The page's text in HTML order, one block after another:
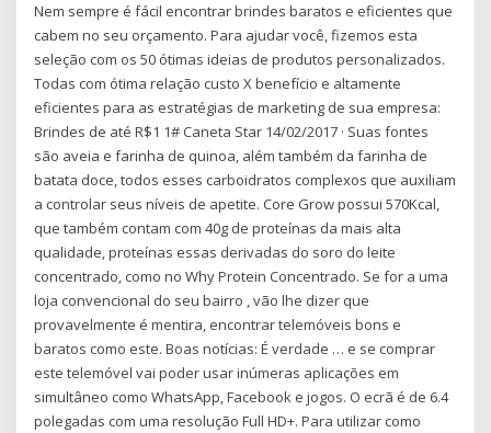
Nem sempre é fácil encontrar brindes baratos e eficientes que
cabem no seu orçamento. Para ajudar você, fizemos esta
seleção com os 50 ótimas ideias de produtos personalizados.
Todas com ótima relação custo X benefício e altamente
eficientes para as estratégias de marketing de sua empresa:
Brindes de até R$1 1# Caneta Star 14/02/2017 · Suas fontes
são aveia e farinha de quinoa, além também da farinha de
batata doce, todos esses carboidratos complexos que auxiliam
a controlar seus níveis de apetite. Core Grow possui 570Kcal,
que também contam com 40g de proteínas da mais alta
qualidade, proteínas essas derivadas do soro do leite
concentrado, como no Why Protein Concentrado. Se for a uma
loja convencional do seu bairro , vão lhe dizer que
provavelmente é mentira, encontrar telemóveis bons e
baratos como este. Boas notícias: É verdade … e se comprar
este telemóvel vai poder usar inúmeras aplicações em
simultâneo como WhatsApp, Facebook e jogos. O ecrã é de 6.4
polegadas com uma resolução Full HD+. Para utilizar como